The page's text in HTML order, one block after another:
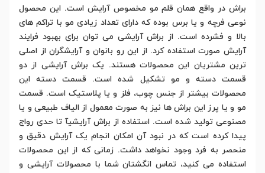
براش در واقع همان قلم مو مخصوص آرایش است. این محصول
نوعی فرچه و یا برس بوده که دارای تعداد زیادی مو با تراکم های
بالا و فشرده است. از براش آرایشی می توان برای بهبود فرایند
آرایش صورت استفاده کرد. از این رو بانوان و آرایشگران از اصلی
ترین مشتریان این محصولات هستند. یک براش آرایشی از دو
قسمت دسته و مو تشکیل شده است. قسمت دسته این
محصولات بیشتر از جنس چوب، فلز و یا پلاستیک است. قسمت
مو و یا پرز این براش ها نیز به صورت معمول از الیاف طبیعی و یا
مصنوعی تولید شده است. استفاده از براش آرایشیآ تا حدی رواج
پیدا کرده است که در نبود آن امکان انجام یک آرایش دقیق و
منحصر به فرد وجود نخواهد داشت. زمانی که از این محصولات
استفاده می کنید، تماس انگشتان شما با محصولات آرایشی و